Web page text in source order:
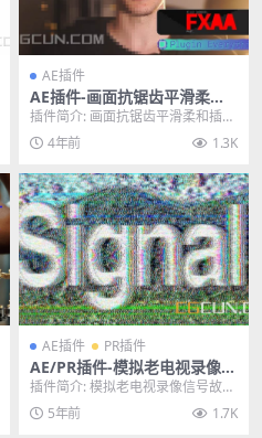
AE插件
AE插件-画面抗锯齿平滑柔和
插件 FXAA v1.1 Win/Mac 含
使用教程
插件简介: 画面抗锯齿平滑柔和插件
FXAA v1.1 Win/Mac 含使用教...
4年前 1.3K
AE插件 PR插件
AE/PR插件-模拟老电视录像信
号故障干扰特效 Signal v1.2.0
Win中文汉化版
插件简介: 模拟老电视录像信号故障
干扰特效插件 Signal v1.2.0 Wi...
5年前 1.7K